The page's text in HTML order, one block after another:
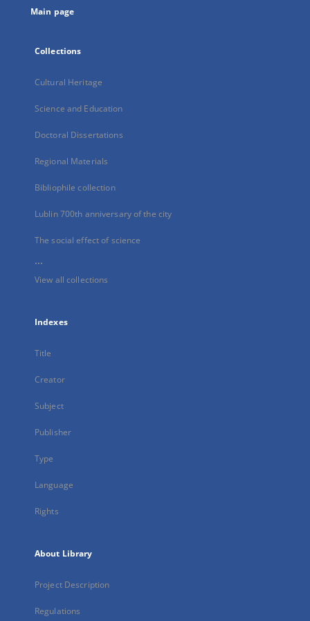
Main page
Collections
Cultural Heritage
Science and Education
Doctoral Dissertations
Regional Materials
Bibliophile collection
Lublin 700th anniversary of the city
The social effect of science
...
View all collections
Indexes
Title
Creator
Subject
Publisher
Type
Language
Rights
About Library
Project Description
Regulations